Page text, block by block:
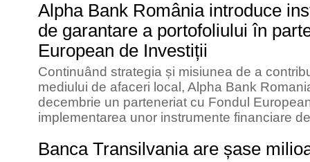
Alpha Bank România introduce
de garantare a portofoliului în
European de Investiții
Continuând strategia și misiunea de a
mediului de afaceri local, Alpha Bank
decembrie un parteneriat cu Fondul
implementarea unor instrumente financiare
Banca Transilvania are șase